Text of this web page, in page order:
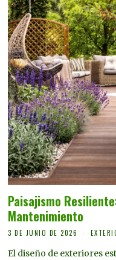
Paisajismo
Mantenimiento
3 DE JUNIO DE 2026
El diseño de exteriores